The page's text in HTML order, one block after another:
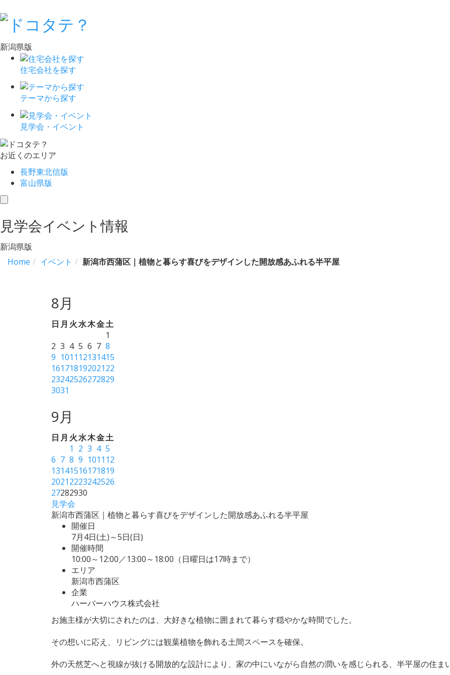
新潟県版
住宅会社を探す
テーマから探す
見学会・イベント
お近くのエリア
長野東北信版
富山県版
toggle
見学会イベント情報
新潟県版
Home
イベント 新潟市西蒲区｜植物と暮らす喜びをデザインした開放感あふれる半平屋
8月
日 月 火水木金土
1
2 3 4 5 6 7 8
9 1011 12131415
16171819202122
23242526272829
3031
9月
日 月 火水木金土
1 2 3 4 5
6 7 8 9 1011 12
13141516171819
20212223242526
27282930
見学会
新潟市西蒲区｜植物と暮らす喜びをデザインした開放感あふれる半平屋
開催日
7月4日(土)～5日(日)
開催時間
10:00～12:00／13:00～18:00（日曜日は17時まで）
エリア
新潟市西蒲区
企業
ハーバーハウス株式会社
お施主様が大切にされたのは、大好きな植物に囲まれて暮らす穏やかな時間でした。
その想いに応え、リビングには観葉植物を飾れる土間スペースを確保。
外の天然芝へと視線が抜ける開放的な設計により、家の中にいながら自然の潤いを感じられる、半平屋の住ま